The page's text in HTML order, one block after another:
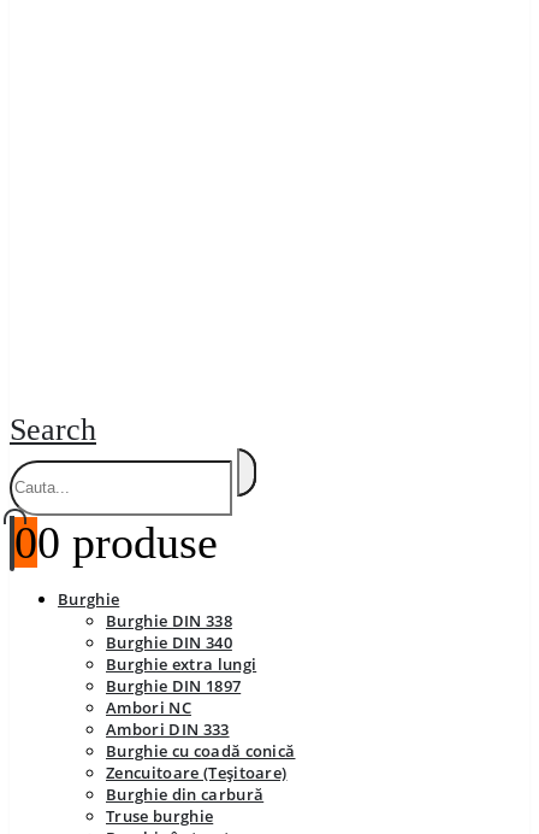
Search
00 produse
Burghie
Burghie DIN 338
Burghie DIN 340
Burghie extra lungi
Burghie DIN 1897
Ambori NC
Ambori DIN 333
Burghie cu coadă conică
Zencuitoare (Teșitoare)
Burghie din carbură
Truse burghie